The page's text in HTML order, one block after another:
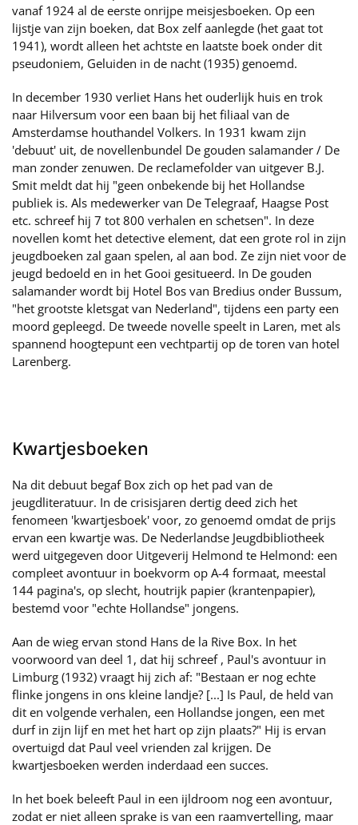
vanaf 1924 al de eerste onrijpe meisjesboeken. Op een
lijstje van zijn boeken, dat Box zelf aanlegde (het gaat tot
1941), wordt alleen het achtste en laatste boek onder dit
pseudoniem, Geluiden in de nacht (1935) genoemd.
In december 1930 verliet Hans het ouderlijk huis en trok
naar Hilversum voor een baan bij het filiaal van de
Amsterdamse houthandel Volkers. In 1931 kwam zijn
'debuut' uit, de novellenbundel De gouden salamander / De
man zonder zenuwen. De reclamefolder van uitgever B.J.
Smit meldt dat hij "geen onbekende bij het Hollandse
publiek is. Als medewerker van De Telegraaf, Haagse Post
etc. schreef hij 7 tot 800 verhalen en schetsen". In deze
novellen komt het detective element, dat een grote rol in zijn
jeugdboeken zal gaan spelen, al aan bod. Ze zijn niet voor de
jeugd bedoeld en in het Gooi gesitueerd. In De gouden
salamander wordt bij Hotel Bos van Bredius onder Bussum,
"het grootste kletsgat van Nederland", tijdens een party een
moord gepleegd. De tweede novelle speelt in Laren, met als
spannend hoogtepunt een vechtpartij op de toren van hotel
Larenberg.
Kwartjesboeken
Na dit debuut begaf Box zich op het pad van de
jeugdliteratuur. In de crisisjaren dertig deed zich het
fenomeen 'kwartjesboek' voor, zo genoemd omdat de prijs
ervan een kwartje was. De Nederlandse Jeugdbibliotheek
werd uitgegeven door Uitgeverij Helmond te Helmond: een
compleet avontuur in boekvorm op A-4 formaat, meestal
144 pagina's, op slecht, houtrijk papier (krantenpapier),
bestemd voor "echte Hollandse" jongens.
Aan de wieg ervan stond Hans de la Rive Box. In het
voorwoord van deel 1, dat hij schreef , Paul's avontuur in
Limburg (1932) vraagt hij zich af: "Bestaan er nog echte
flinke jongens in ons kleine landje? [...] Is Paul, de held van
dit en volgende verhalen, een Hollandse jongen, een met
durf in zijn lijf en met het hart op zijn plaats?" Hij is ervan
overtuigd dat Paul veel vrienden zal krijgen. De
kwartjesboeken werden inderdaad een succes.
In het boek beleeft Paul in een ijldroom nog een avontuur,
zodat er niet alleen sprake is van een raamvertelling, maar